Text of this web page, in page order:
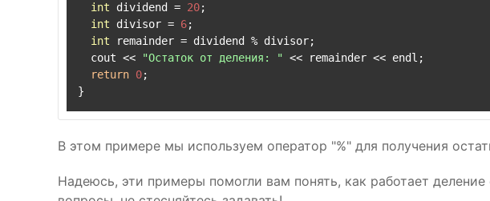
int dividend = 20;
int divisor = 6;
int remainder = dividend % divisor;
  cout <<
"Остаток от деления: " << remainder << endl;
return 0;
В этом примере мы используем оператор "%" для получения
Надеюсь, эти примеры помогли вам понять, как работает